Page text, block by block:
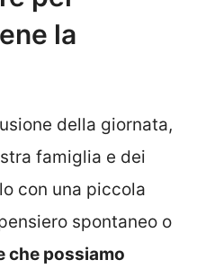
la
della giornata,
famiglia e dei
con una piccola
spontaneo o
che possiamo